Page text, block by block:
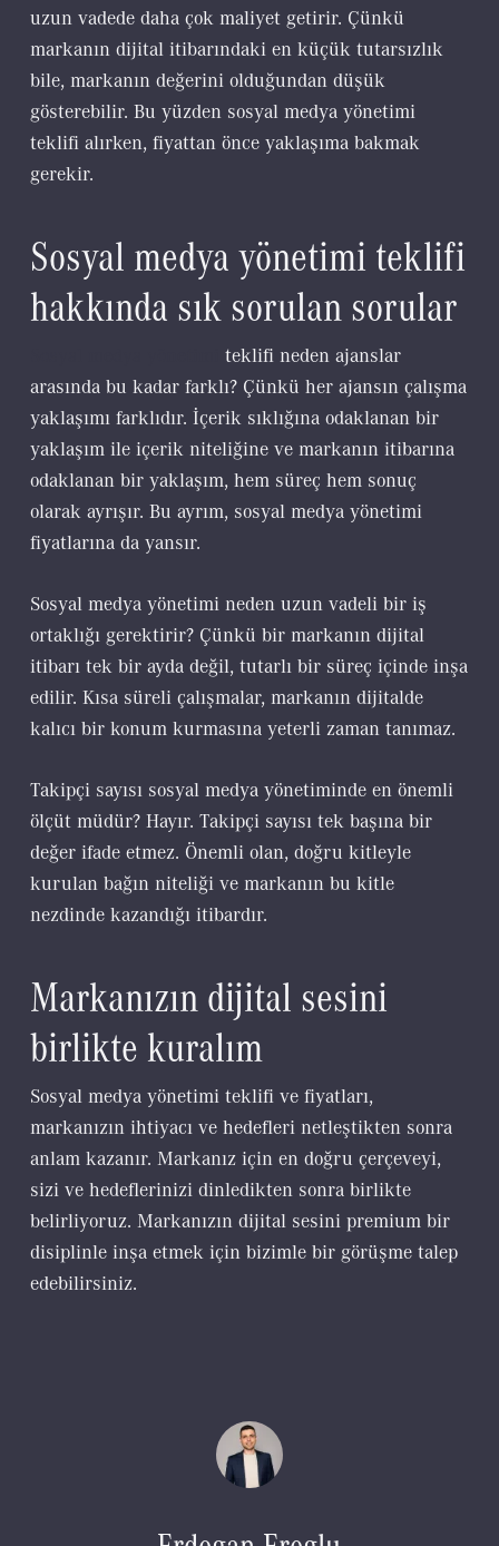
uzun vadede daha çok maliyet getirir. Çünkü
markanın dijital itibarındaki en küçük tutarsızlık
bile, markanın değerini olduğundan düşük
gösterebilir. Bu yüzden sosyal medya yönetimi
teklifi alırken, fiyattan önce yaklaşıma bakmak
gerekir.
Sosyal medya yönetimi teklifi
hakkında sık sorulan sorular
teklifi neden ajanslar
arasında bu kadar farklı? Çünkü her ajansın çalışma
yaklaşımı farklıdır. İçerik sıklığına odaklanan bir
yaklaşım ile içerik niteliğine ve markanın itibarına
odaklanan bir yaklaşım, hem süreç hem sonuç
olarak ayrışır. Bu ayrım, sosyal medya yönetimi
fiyatlarına da yansır.
Sosyal medya yönetimi neden uzun vadeli bir iş
ortaklığı gerektirir? Çünkü bir markanın dijital
itibarı tek bir ayda değil, tutarlı bir süreç içinde inşa
edilir. Kısa süreli çalışmalar, markanın dijitalde
kalıcı bir konum kurmasına yeterli zaman tanımaz.
Takipçi sayısı sosyal medya yönetiminde en önemli
ölçüt müdür? Hayır. Takipçi sayısı tek başına bir
değer ifade etmez. Önemli olan, doğru kitleyle
kurulan bağın niteliği ve markanın bu kitle
nezdinde kazandığı itibardır.
Markanızın dijital sesini
birlikte kuralım
Sosyal medya yönetimi teklifi ve fiyatları,
markanızın ihtiyacı ve hedefleri netleştikten sonra
anlam kazanır. Markanız için en doğru çerçeveyi,
sizi ve hedeflerinizi dinledikten sonra birlikte
belirliyoruz. Markanızın dijital sesini premium bir
disiplinle inşa etmek için bizimle bir görüşme talep
edebilirsiniz.